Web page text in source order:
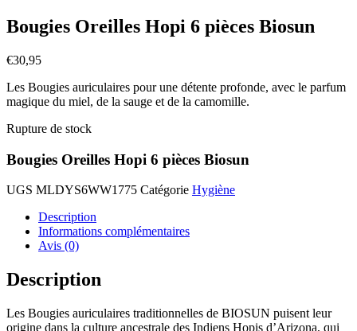
Bougies Oreilles Hopi 6 pièces Biosun
€30,95
Les Bougies auriculaires pour une détente profonde, avec le parfum
magique du miel, de la sauge et de la camomille.
Rupture de stock
Bougies Oreilles Hopi 6 pièces Biosun
UGS MLDYS6WW1775 Catégorie Hygiène
Description
Informations complémentaires
Avis (0)
Description
Les Bougies auriculaires traditionnelles de BIOSUN puisent leur
origine dans la culture ancestrale des Indiens Hopis d’Arizona, qui